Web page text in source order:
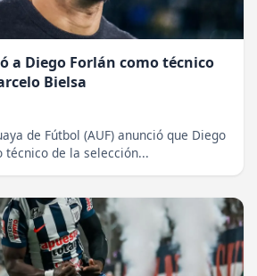
a Diego Forlán como técnico
Bielsa
de Fútbol (AUF) anunció que Diego
técnico de la selección...